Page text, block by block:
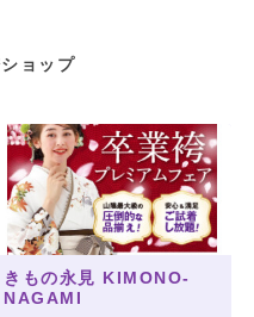
ョップ
きもの永見 KIMONO‐
NAGAMI